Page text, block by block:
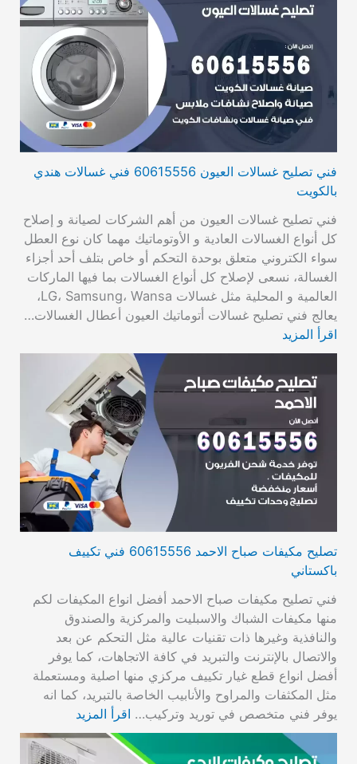
فني تصليح غسالات العيون 60615556 فني غسالات هندي
بالكويت
فني تصليح غسالات العيون من أهم الشركات لصيانة و إصلاح
كل أنواع الغسالات العادية و الأوتوماتيك مهما كان نوع العطل
سواء الكتروني متعلق بوحدة التحكم أو خاص بتلف أحد أجزاء
الغسالة، نسعى لإصلاح كل أنواع الغسالات بما فيها الماركات
العالمية و المحلية مثل غسالات LG، Samsung، Wansa،
يعالج فني تصليح غسالات أتوماتيك العيون أعطال الغسالات…
اقرأ المزيد
تصليح مكيفات صباح الاحمد 60615556 فني تكييف
باكستاني
فني تصليح مكيفات صباح الاحمد أفضل انواع المكيفات لكم
منها مكيفات الشباك والاسبليت والمركزية والصندوق
والنافذية وغيرها ذات تقنيات عالية مثل التحكم عن بعد
والاتصال بالإنترنت والتبريد في كافة الاتجاهات، كما يوفر
أفضل انواع قطع غيار تكييف مركزي منها اصلية ومستعملة
مثل المكثفات والمراوح والأنابيب الخاصة بالتبريد، كما انه
يوفر فني متخصص في توريد وتركيب… اقرأ المزيد